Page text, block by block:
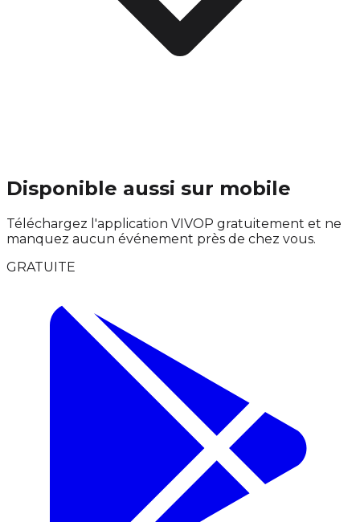
Disponible aussi sur mobile
Téléchargez l'application VIVOP gratuitement et ne
manquez aucun événement près de chez vous.
GRATUITE